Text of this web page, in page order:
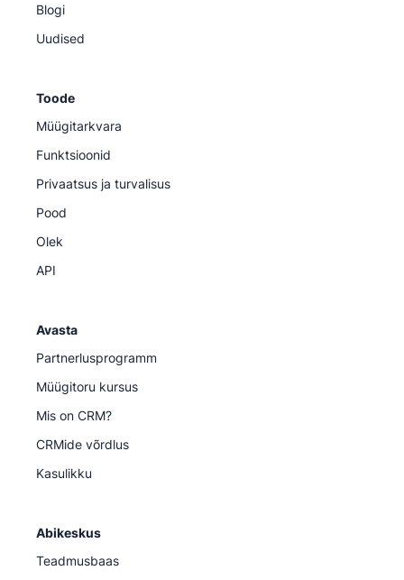
Blogi
Uudised
Toode
Müügitarkvara
Funktsioonid
Privaatsus ja turvalisus
Pood
Olek
API
Avasta
Partnerlusprogramm
Müügitoru kursus
Mis on CRM?
CRMide võrdlus
Kasulikku
Abikeskus
Teadmusbaas